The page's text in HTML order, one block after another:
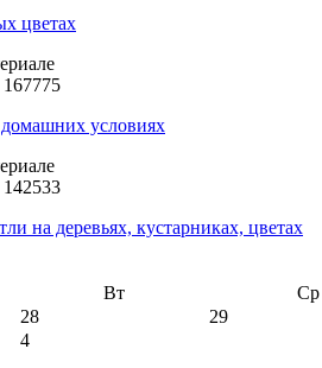
цветах
домашних условиях
на деревьях, кустарниках, цветах
Вт
Ср
28 29
4